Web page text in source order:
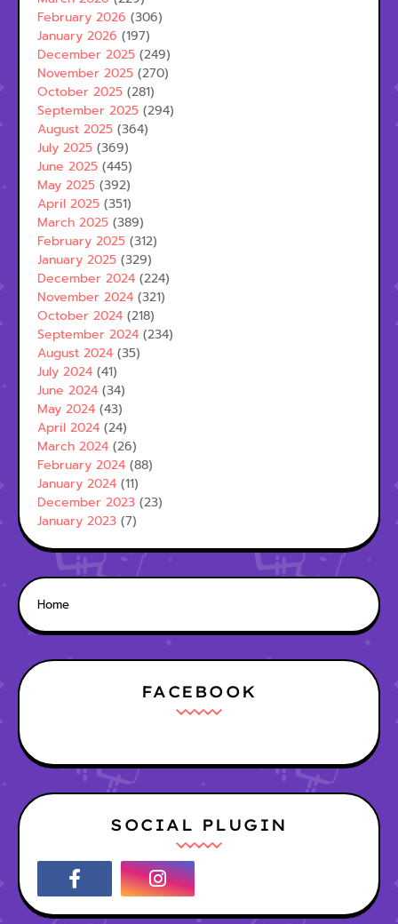
February 2026 (306)
January 2026 (197)
December 2025 (249)
November 2025 (270)
October 2025 (281)
September 2025 (294)
August 2025 (364)
July 2025 (369)
June 2025 (445)
May 2025 (392)
April 2025 (351)
March 2025 (389)
February 2025 (312)
January 2025 (329)
December 2024 (224)
November 2024 (321)
October 2024 (218)
September 2024 (234)
August 2024 (35)
July 2024 (41)
June 2024 (34)
May 2024 (43)
April 2024 (24)
March 2024 (26)
February 2024 (88)
January 2024 (11)
December 2023 (23)
January 2023 (7)
Home
FACEBOOK
SOCIAL PLUGIN